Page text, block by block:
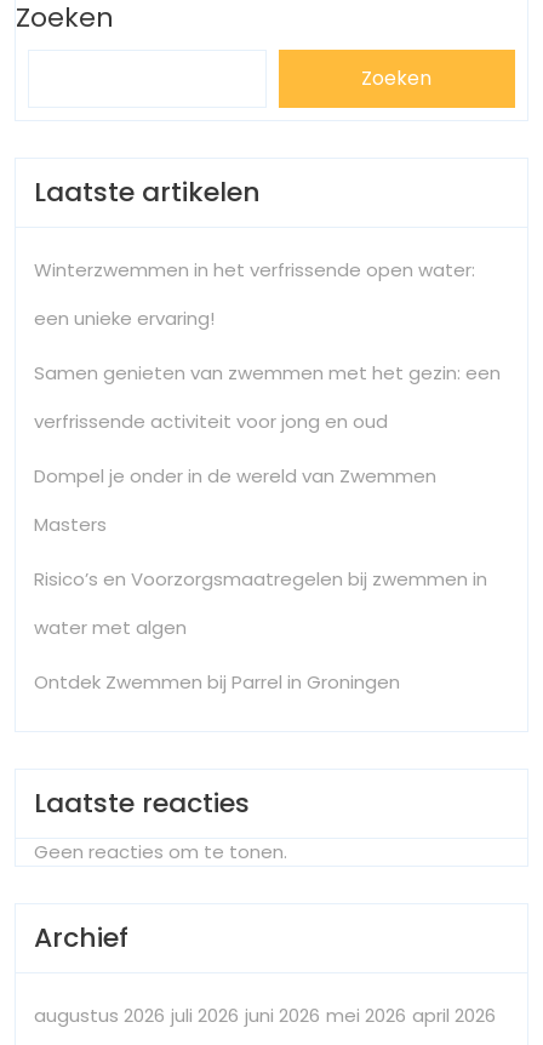
Zoeken
Zoeken
Laatste artikelen
Winterzwemmen in het verfrissende open water:
een unieke ervaring!
Samen genieten van zwemmen met het gezin: een
verfrissende activiteit voor jong en oud
Dompel je onder in de wereld van Zwemmen
Masters
Risico’s en Voorzorgsmaatregelen bij zwemmen in
water met algen
Ontdek Zwemmen bij Parrel in Groningen
Laatste reacties
Geen reacties om te tonen.
Archief
augustus 2026 juli 2026 juni 2026 mei 2026 april 2026